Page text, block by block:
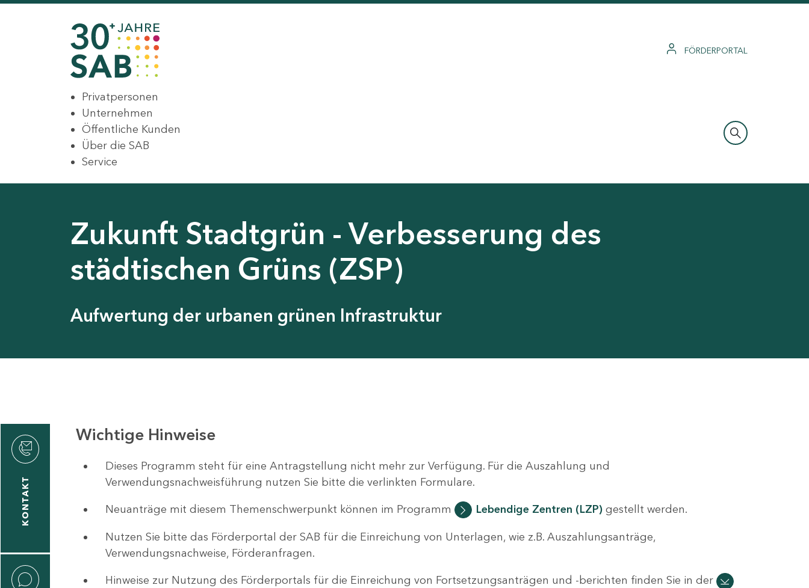
FÖRDERPORTAL
Privatpersonen
Unternehmen
Öffentliche Kunden
Über die SAB
Service
Zukunft Stadtgrün - Verbesserung des
städtischen Grüns (ZSP)
Aufwertung der urbanen grünen Infrastruktur
KONTAKT
Wichtige Hinweise
Dieses Programm steht für eine Antragstellung nicht mehr zur Verfügung. Für die Auszahlung und
Verwendungsnachweisführung nutzen Sie bitte die verlinkten Formulare.
Neuanträge mit diesem Themenschwerpunkt können im Programm Lebendige Zentren (LZP)gestellt werden.
Nutzen Sie bitte das Förderportal der SAB für die Einreichung von Unterlagen, wie z.B. Auszahlungsanträge,
Verwendungsnachweise, Förderanfragen.
Hinweise zur Nutzung des Förderportals für die Einreichung von Fortsetzungsanträgen und -berichten finden Sie in der